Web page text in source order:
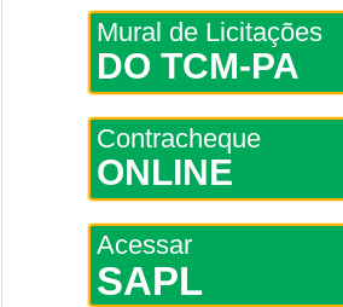
Mural de Licitações
DO TCM-PA
Contracheque
ONLINE
Acessar
SAPL